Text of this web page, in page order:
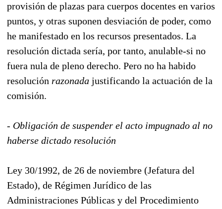
provisión de plazas para cuerpos docentes en varios
puntos, y otras suponen desviación de poder, como
he manifestado en los recursos presentados. La
resolución dictada sería, por tanto, anulable-si no
fuera nula de pleno derecho. Pero no ha habido
resolución razonada justificando la actuación de la
comisión.
- Obligación de suspender el acto impugnado al no
haberse dictado resolución
Ley 30/1992, de 26 de noviembre (Jefatura del
Estado), de Régimen Jurídico de las
Administraciones Públicas y del Procedimiento